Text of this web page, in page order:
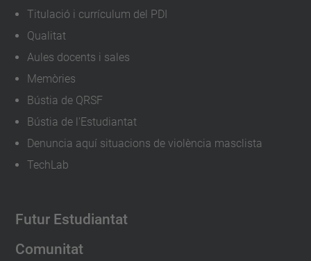
Titulació i currículum del PDI
Qualitat
Aules docents i sales
Memòries
Bústia de QRSF
Bústia de l'Estudiantat
Denuncia aquí situacions de violència masclista
TechLab
Futur Estudiantat
Comunitat